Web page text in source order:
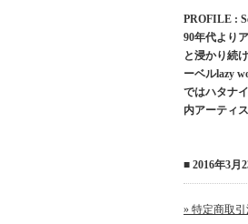
PROFILE :
90年代より
と浸かり続
ーベルlazy
ではハタナ
内アーティ
■ 2016年3月
» 特定商取